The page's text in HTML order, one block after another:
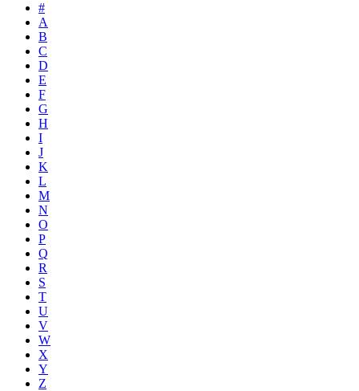
#
A
B
C
D
E
F
G
H
I
J
K
L
M
N
O
P
Q
R
S
T
U
V
W
X
Y
Z